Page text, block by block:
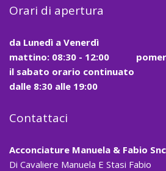
Orari di apertura
da Lunedì a Venerdì
mattino: 08:30 - 12:00
il sabato orario continuato
dalle 8:30 alle 19:00
Contattaci
Acconciature Manuela & Fabio Snc
Di Cavaliere Manuela E Stasi Fabio